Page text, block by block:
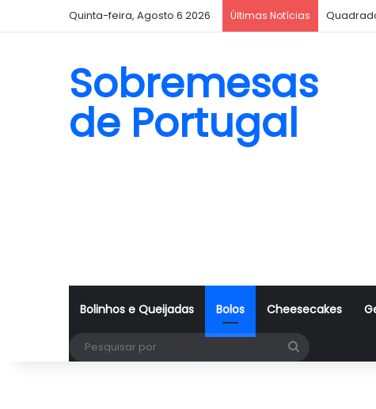
Quinta-feira, Agosto 6 2026 Últimas Notícias
Sobremesas
de Portugal
Bolinhos e Queijadas Bolos Cheesecakes